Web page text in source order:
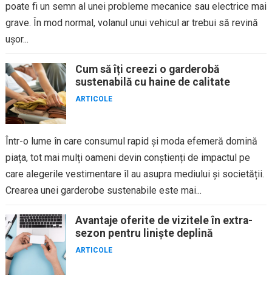
poate fi un semn al unei probleme mecanice sau electrice mai
grave. În mod normal, volanul unui vehicul ar trebui să revină
ușor...
Cum să îți creezi o garderobă
sustenabilă cu haine de calitate
ARTICOLE
Într-o lume în care consumul rapid și moda efemeră domină
piața, tot mai mulți oameni devin conștienți de impactul pe
care alegerile vestimentare îl au asupra mediului și societății.
Crearea unei garderobe sustenabile este mai...
Avantaje oferite de vizitele în extra-
sezon pentru liniște deplină
ARTICOLE